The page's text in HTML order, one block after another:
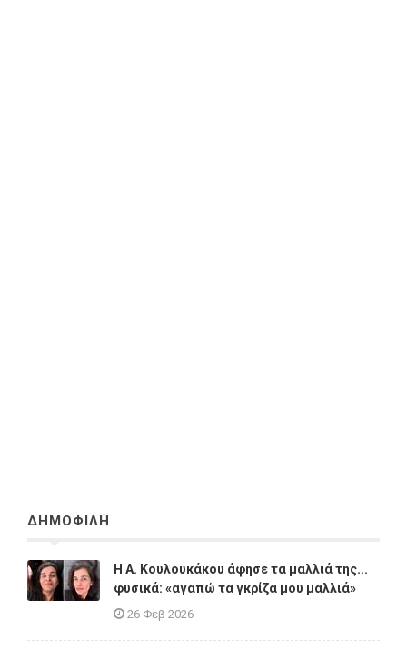
ΔΗΜΟΦΙΛΗ
Η A. Κουλουκάκου άφησε τα μαλλιά της...
φυσικά: «αγαπώ τα γκρίζα μου μαλλιά»
26 Φεβ 2026